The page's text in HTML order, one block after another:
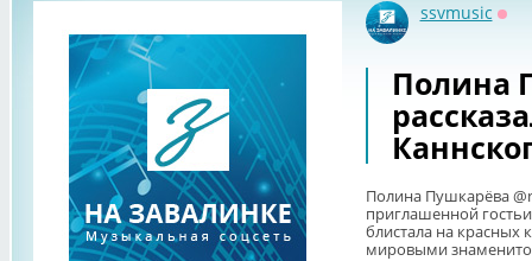
ssvmusic
Полина
Полина Пушкарёва
приглашенной
блистала на красных
мировыми